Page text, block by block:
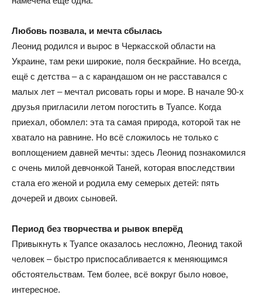
Любовь позвала, и мечта сбылась
Леонид родился и вырос в Черкасской области на
Украине, там реки широкие, поля бескрайние. Но всегда,
ещё с детства – а с карандашом он не расставался с
малых лет – мечтал рисовать горы и море. В начале 90-х
друзья пригласили летом погостить в Туапсе. Когда
приехал, обомлел: эта та самая природа, которой так не
хватало на равнине. Но всё сложилось не только с
воплощением давней мечты: здесь Леонид познакомился
с очень милой девчонкой Таней, которая впоследствии
стала его женой и родила ему семерых детей: пять
дочерей и двоих сыновей.
Период без творчества и рывок вперёд
Привыкнуть к Туапсе оказалось несложно, Леонид такой
человек – быстро приспосабливается к меняющимся
обстоятельствам. Тем более, всё вокруг было новое,
интересное.